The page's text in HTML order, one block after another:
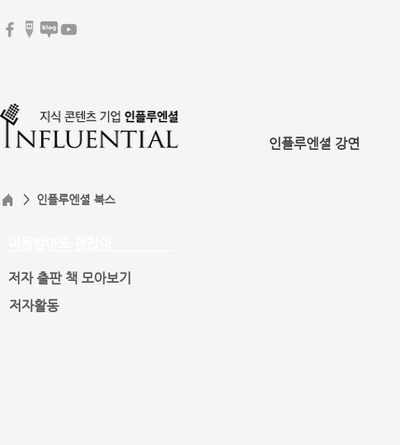
인플루엔셜 강연
저자활동
저자 출판 책 모아보기
> 인플루엔셜 북스